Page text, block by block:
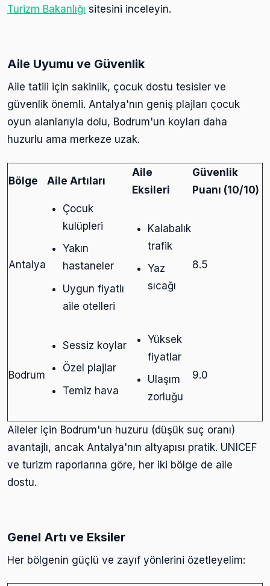
Turizm Bakanlığı sitesini inceleyin.
Aile Uyumu ve Güvenlik
Aile tatili için sakinlik, çocuk dostu tesisler ve
güvenlik önemli. Antalya'nın geniş plajları çocuk
oyun alanlarıyla dolu, Bodrum'un koyları daha
huzurlu ama merkeze uzak.
Bölge Aile Artıları
Aile
Eksileri
Güvenlik
Puanı (10/10)
Antalya
Çocuk
kulüpleri
Yakın
hastaneler
Uygun fiyatlı
aile otelleri
Kalabalık
trafik
Yaz
sıcağı
8.5
Bodrum
Sessiz koylar
Özel plajlar
Temiz hava
Yüksek
fiyatlar
Ulaşım
zorluğu
9.0
Aileler için Bodrum'un huzuru (düşük suç oranı)
avantajlı, ancak Antalya'nın altyapısı pratik. UNICEF
ve turizm raporlarına göre, her iki bölge de aile
dostu.
Genel Artı ve Eksiler
Her bölgenin güçlü ve zayıf yönlerini özetleyelim: